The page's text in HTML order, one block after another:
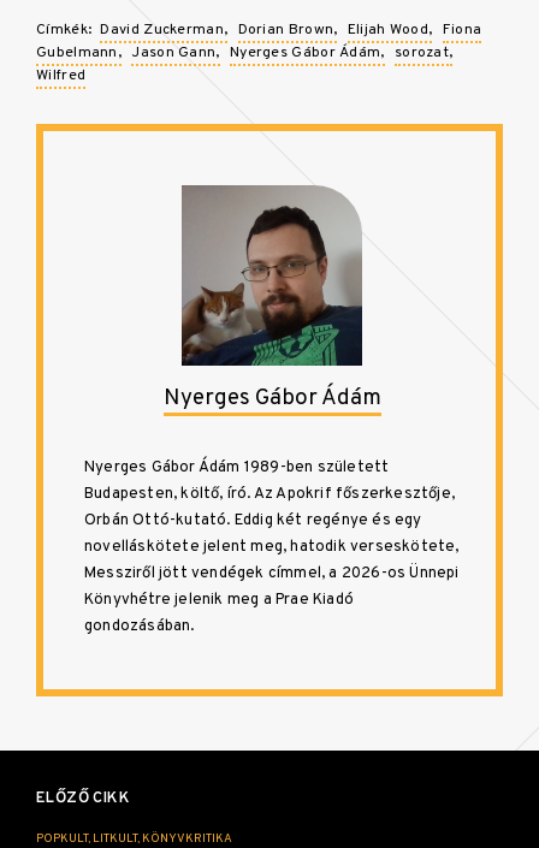
Címkék: David Zuckerman Dorian Brown Elijah Wood
Fiona
Gubelmann
Jason Gann Nyerges Gábor Ádám
sorozat
Wilfred
Nyerges Gábor Ádám
Nyerges Gábor Ádám 1989-ben született
Budapesten, költő, író. Az Apokrif főszerkesztője,
Orbán Ottó-kutató. Eddig két regénye és egy
novelláskötete jelent meg, hatodik verseskötete,
Messziről jött vendégek címmel, a 2026-os Ünnepi
Könyvhétre jelenik meg a Prae Kiadó
gondozásában.
navigáció
ELŐZŐ CIKK
POPKULT, LITKULT, KÖNYVKRITIKA